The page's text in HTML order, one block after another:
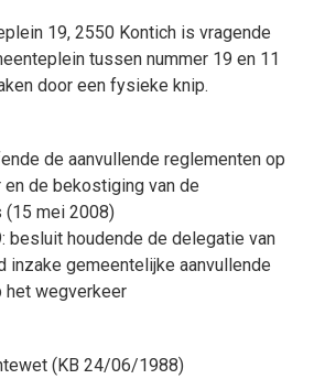
19, 2550 Kontich is vragende
tussen nummer 19 en 11
door een fysieke knip.
de aanvullende reglementen op
de bekostiging van de
mei 2008)
besluit houdende de delegatie van
inzake gemeentelijke aanvullende
het wegverkeer
(KB 24/06/1988)